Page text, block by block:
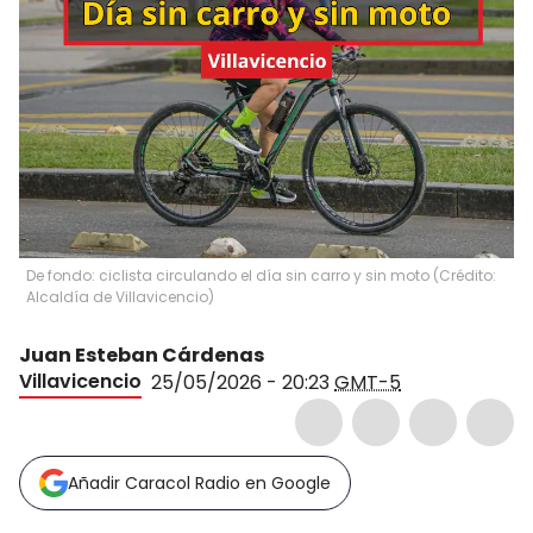
De fondo: ciclista circulando el día sin carro y sin moto (Crédito:
Alcaldía de Villavicencio)
Juan Esteban Cárdenas
Villavicencio 25/05/2026 - 20:23GMT-5
Añadir Caracol Radio en Google